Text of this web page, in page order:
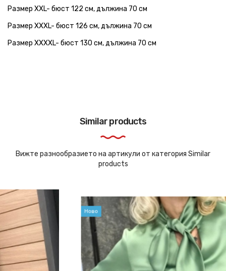
Размер XXL- бюст 122 см, дължина 70 см
Размер XXXL- бюст 126 см, дължина 70 см
Размер XXXXL- бюст 130 см, дължина 70 см
Similar products
Вижте разнообразието на артикули от категория Similar
products
Ново